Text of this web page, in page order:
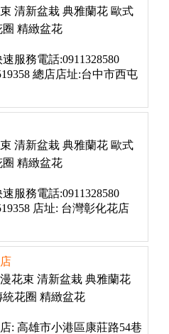
清新盆栽 典雅蘭花 歐式
精緻盆花
服務電話:0911328580
總店店址:台中市西屯
清新盆栽 典雅蘭花 歐式
精緻盆花
服務電話:0911328580
店址: 台灣彰化花店
花束 清新盆栽 典雅蘭花
統花圈 精緻盆花
: 高雄市小港區康莊路54巷